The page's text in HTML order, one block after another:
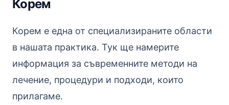
Корем
Корем е една от специализираните области
в нашата практика. Тук ще намерите
информация за съвременните методи на
лечение, процедури и подходи, които
прилагаме.